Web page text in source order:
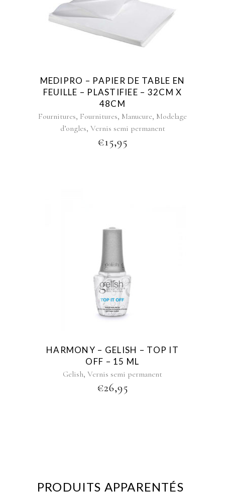
MEDIPRO – PAPIER DE TABLE EN
FEUILLE – PLASTIFIEE – 32CM X
48CM
Fournitures, Fournitures, Manucure, Modelage
d’ongles, Vernis semi permanent
€15,95
HARMONY – GELISH – TOP IT
OFF – 15 ML
Gelish, Vernis semi permanent
€26,95
PRODUITS APPARENTÉS